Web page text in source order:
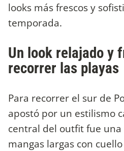
looks más frescos y
temporada.
Un look relajado y
recorrer las playas
Para recorrer el sur de
apostó por un estilismo
central del outfit fue
mangas largas con